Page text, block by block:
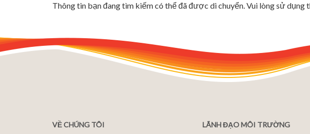
Thông tin bạn đang tìm kiếm có thể đã được di chuyển. Vui lòng sử dụng
VỀ CHÚNG TÔI
LÃNH ĐẠO MÔI TRƯỜNG